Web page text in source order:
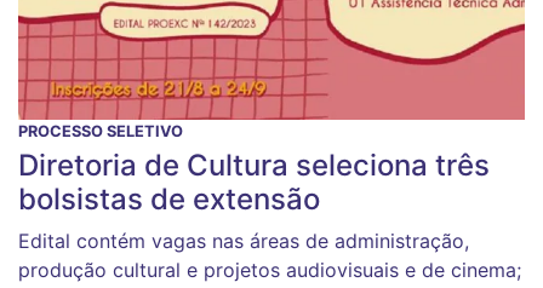
PROCESSO SELETIVO
Diretoria de Cultura seleciona três
bolsistas de extensão
Edital contém vagas nas áreas de administração,
produção cultural e projetos audiovisuais e de cinema;